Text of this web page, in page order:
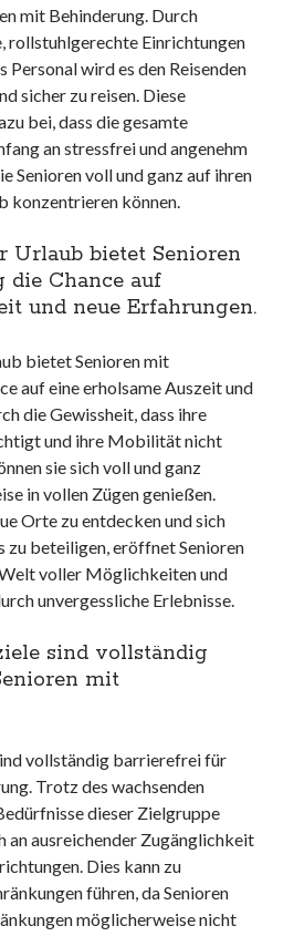
mit Behinderung. Durch
rollstuhlgerechte Einrichtungen
Personal wird es den Reisenden
sicher zu reisen. Diese
bei, dass die gesamte
an stressfrei und angenehm
Senioren voll und ganz auf ihren
konzentrieren können.
Urlaub bietet Senioren
die Chance auf
und neue Erfahrungen.
bietet Senioren mit
auf eine erholsame Auszeit und
die Gewissheit, dass ihre
und ihre Mobilität nicht
sie sich voll und ganz
in vollen Zügen genießen.
Orte zu entdecken und sich
zu beteiligen, eröffnet Senioren
voller Möglichkeiten und
unvergessliche Erlebnisse.
sind vollständig
mit
vollständig barrierefrei für
Trotz des wachsenden
dieser Zielgruppe
an ausreichender Zugänglichkeit
Dies kann zu
führen, da Senioren
möglicherweise nicht